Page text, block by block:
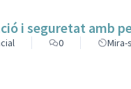
i seguretat amb
0 Mira-